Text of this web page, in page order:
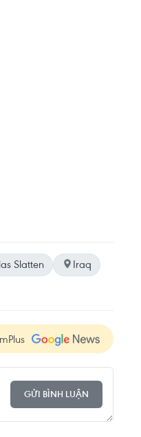
Slatten
Iraq
GỬI BÌNH LUẬN